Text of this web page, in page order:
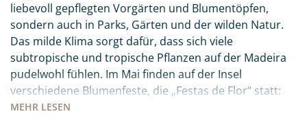
MEHR LESEN
liebevoll gepflegten Vorgärten und Blumentöpfen,
sondern auch in Parks, Gärten und der wilden Natur.
Das milde Klima sorgt dafür, dass sich viele
subtropische und tropische Pflanzen auf der Madeira
pudelwohl fühlen. Im Mai finden auf der Insel
verschiedene Blumenfeste, die „Festas de Flor“ statt:
die Orte sind mit Blüten und Blumen geschmückt, es